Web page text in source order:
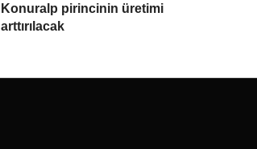
Konuralp pirincinin üretimi
arttırılacak